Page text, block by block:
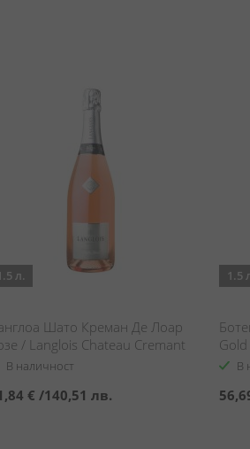
л.
Шато Креман Де Лоар
/ Langlois Chateau Cremant
Loire Rose
В наличност
€ /140,51 лв.
1.5
В